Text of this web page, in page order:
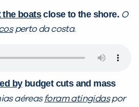
the boatsclose to the shore. O
perto da costa.
bybudget cuts and mass
aéreas foram atingidaspor